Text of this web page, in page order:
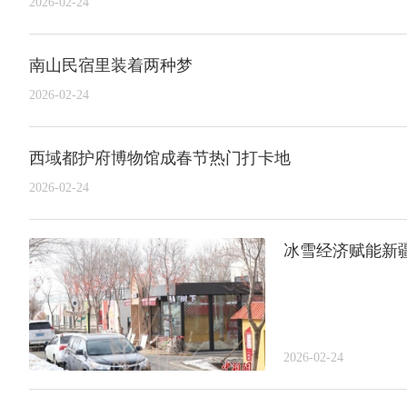
南山民宿里装着两种梦
2026-02-24
西域都护府博物馆成春节热门打卡地
2026-02-24
冰雪经济赋能新
2026-02-24